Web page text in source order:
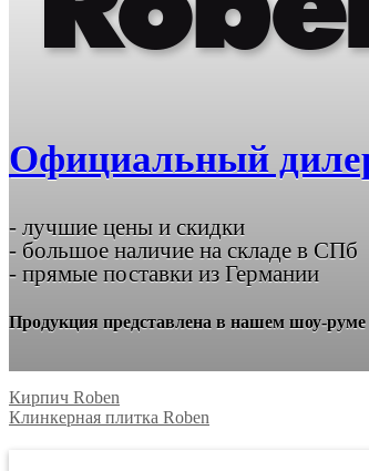
Официальный
- лучшие цены и скидки
- большое наличие на складе в СПб
- прямые поставки из Германии
Продукция представлена в нашем шоу-руме
Кирпич Roben
Клинкерная плитка Roben